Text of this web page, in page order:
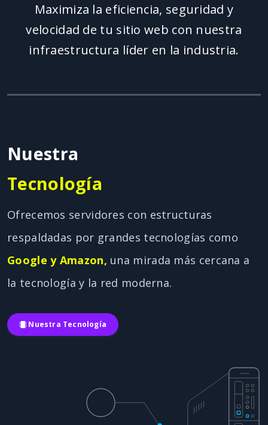
Maximiza la eficiencia, seguridad y
velocidad de tu sitio web con nuestra
infraestructura líder en la industria.
Nuestra
Tecnología
Ofrecemos servidores con estructuras
respaldadas por grandes tecnologías como
Google y Amazon, una mirada más cercana a
la tecnología y la red moderna.
Nuestra Tecnología